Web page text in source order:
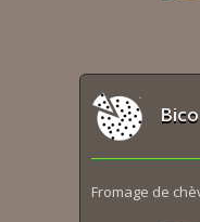
Fromage de